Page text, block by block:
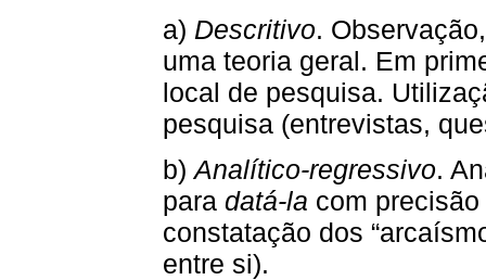
a) Descritivo.
uma teoria geral. Em
local de pesquisa.
pesquisa (entrevistas,
b)Analítico-regressivo.
para datá-la com
constatação dos
entre si).